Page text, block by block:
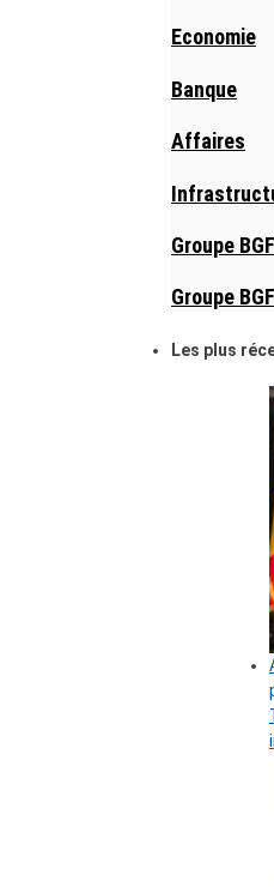
Economie
Banque
Affaires
Groupe
Groupe
Les plus